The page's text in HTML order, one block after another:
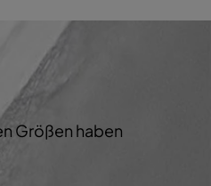
Größen haben